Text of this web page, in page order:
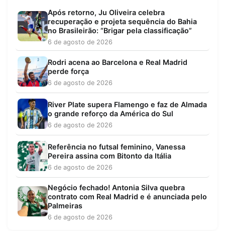
Após retorno, Ju Oliveira celebra
recuperação e projeta sequência do Bahia
no Brasileirão: “Brigar pela classificação”
6 de agosto de 2026
Rodri acena ao Barcelona e Real Madrid
perde força
6 de agosto de 2026
River Plate supera Flamengo e faz de Almada
o grande reforço da América do Sul
6 de agosto de 2026
Referência no futsal feminino, Vanessa
Pereira assina com Bitonto da Itália
6 de agosto de 2026
Negócio fechado! Antonia Silva quebra
contrato com Real Madrid e é anunciada pelo
Palmeiras
6 de agosto de 2026